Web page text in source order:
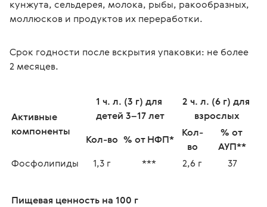
кунжута, сельдерея, молока, рыбы, ракообразных,
моллюсков и продуктов их переработки.
Срок годности после вскрытия упаковки: не более
2 месяцев.
Активные
компоненты
1 ч. л. (3 г) для
детей 3–17 лет
2 ч. л. (6 г) для
взрослых
Кол-во % от НФП*
Кол-
во
% от
АУП**
Фосфолипиды
1,3 г *** 2,6 г 37
Пищевая ценность на 100 г